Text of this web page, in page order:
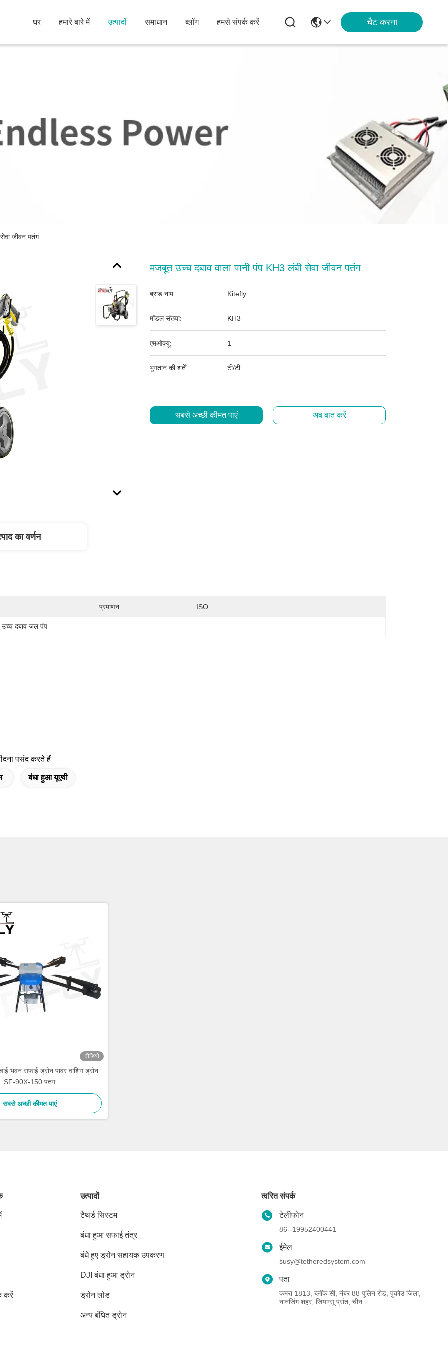
घर हमारे बारे में उत्पादों समाधान ब्लॉग हमसे संपर्क करें चैट करना
जीवन पतंग
मजबूत उच्च दबाव वाला पानी पंप KH3 लंबी सेवा जीवन पतंग
ब्रांड नाम: Kitefly
मॉडल संख्या: KH3
एमओक्यू: 1
भुगतान की शर्तें: टी/टी
सबसे अच्छी कीमत पाएं अब बात करें
का वर्णन
प्रमाणन: ISO
दबाव जल पंप
पसंद करते हैं
बंधा हुआ यूएवी
वीडियो
भवन सफाई ड्रोन पावर वाशिंग ड्रोन
SF-90X-150 पतंग
सबसे अच्छी कीमत पाएं
करें
उत्पादों
टैथर्ड सिस्टम
बंधा हुआ सफाई तंत्र
बंधे हुए ड्रोन सहायक उपकरण
DJI बंधा हुआ ड्रोन
ड्रोन लोड
अन्य बंधित ड्रोन
त्वरित संपर्क
टेलीफोन
86--19952400441
ईमेल
susy@tetheredsystem.com
पता
कमरा 1813, ब्लॉक सी, नंबर 88 पुलिन रोड, पुकोउ जिला,
नानजिंग शहर, जियांग्सू प्रांत, चीन